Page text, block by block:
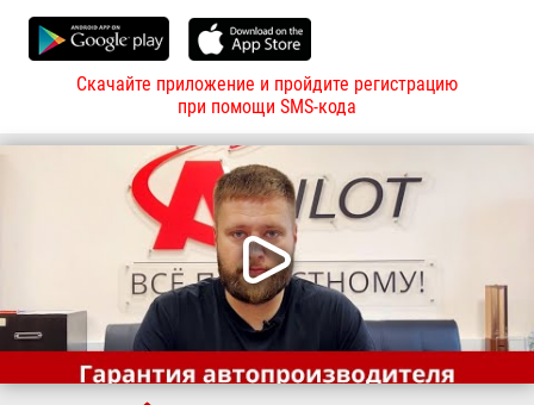
Скачайте приложение и пройдите регистрацию
при помощи SMS-кода